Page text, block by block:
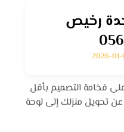
رخيص
2026-
فخامة التصميم بأقل
هل تبحث عن تحويل منزلك إلى لوحة